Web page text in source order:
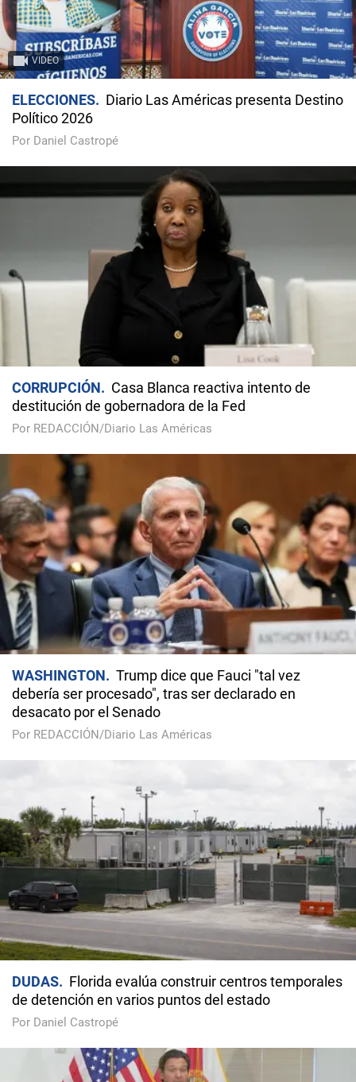
VIDEO
ELECCIONES
Diario Las Américas presenta Destino
Político 2026
Por Daniel Castropé
CORRUPCIÓN
Casa Blanca reactiva intento de
destitución de gobernadora de la Fed
Por REDACCIÓN/Diario Las Américas
WASHINGTON
Trump dice que Fauci "tal vez
debería ser procesado", tras ser declarado en
desacato por el Senado
Por REDACCIÓN/Diario Las Américas
DUDAS
Florida evalúa construir centros temporales
de detención en varios puntos del estado
Por Daniel Castropé